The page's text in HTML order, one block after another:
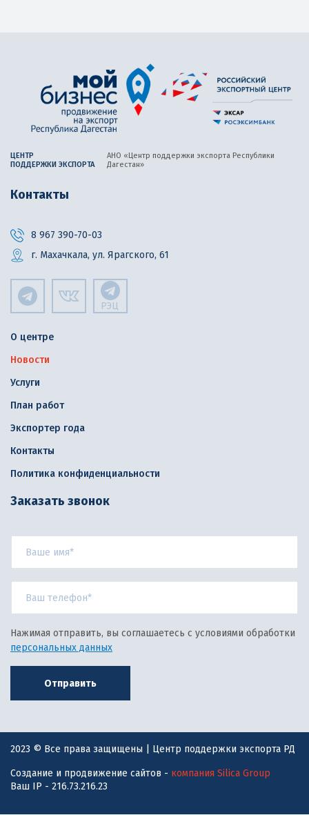
ЦЕНТР
ПОДДЕРЖКИ ЭКСПОРТА
АНО «Центр поддержки экспорта Республики
Дагестан»
Контакты
8 967 390-70-03
г. Махачкала, ул. Ярагского, 61
РЭЦ
О центре
Новости
Услуги
План работ
Экспортер года
Контакты
Политика конфиденциальности
Заказать звонок
Нажимая отправить, вы соглашаетесь с условиями обработки
персональных данных
Отправить
2023 © Все права защищены | Центр поддержки экспорта РД
Создание и продвижение сайтов - компания Silica Group
Ваш IP - 216.73.216.23